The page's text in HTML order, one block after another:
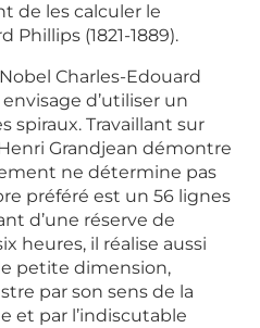
de les calculer le
(1821-1889).
Charles-Edouard
envisage d’utiliser un
spiraux. Travaillant sur
Grandjean démontre
ne détermine pas
préféré est un 56 lignes
d’une réserve de
heures, il réalise aussi
petite dimension,
par son sens de la
et par l’indiscutable